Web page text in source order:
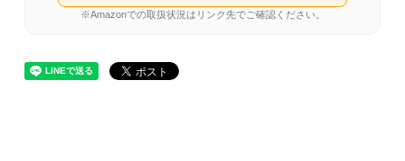
※Amazonでの取扱状況はリンク先でご確認ください。